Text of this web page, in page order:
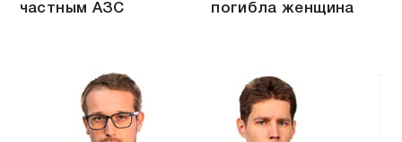
частным АЗС
погибла женщина